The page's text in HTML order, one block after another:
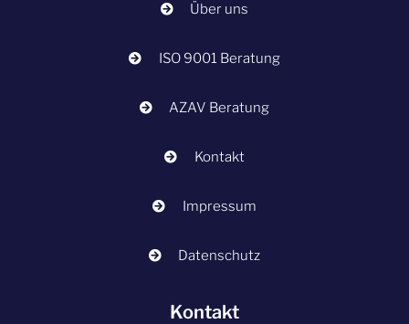
Über uns
ISO 9001 Beratung
AZAV Beratung
Kontakt
Impressum
Datenschutz
Kontakt